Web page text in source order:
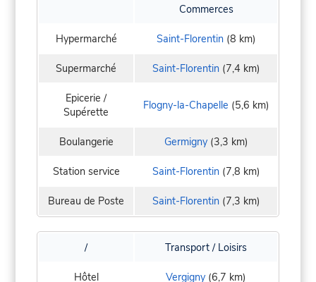
Commerces
Hypermarché Saint-Florentin(8 km)
Supermarché Saint-Florentin(7,4 km)
Epicerie /
Supérette
Flogny-la-Chapelle (5,6 km)
Boulangerie Germigny(3,3 km)
Station service Saint-Florentin(7,8 km)
Bureau de Poste Saint-Florentin(7,3 km)
/ Transport / Loisirs
Hôtel Vergigny (6,7 km)